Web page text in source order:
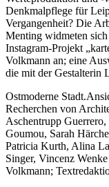
Denkmalpflege für
Vergangenheit? Die
Menting widmeten
Instagram-Projekt
Volkmann an; eine
die mit der Gestalterin
Ostmoderne
Recherchen von
Aschentrupp
Goumou, Sarah
Patricia Kurth, Alina
Singer, Vincenz
Volkmann;